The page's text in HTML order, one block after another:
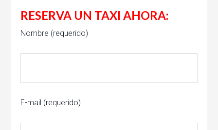
RESERVA UN TAXI AHORA:
Nombre (requerido)
E-mail (requerido)